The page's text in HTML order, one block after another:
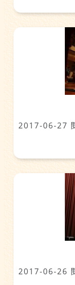
2017-06-27
2017-06-26